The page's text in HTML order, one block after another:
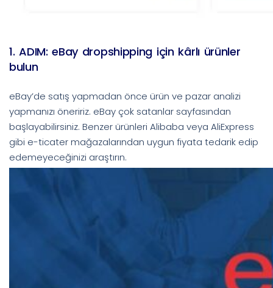
1. ADIM: eBay dropshipping için kârlı ürünler
bulun
eBay’de satış yapmadan önce ürün ve pazar analizi
yapmanızı öneririz. eBay çok satanlar sayfasından
başlayabilirsiniz. Benzer ürünleri Alibaba veya AliExpress
gibi e-ticater mağazalarından uygun fiyata tedarik edip
edemeyeceğinizi araştırın.